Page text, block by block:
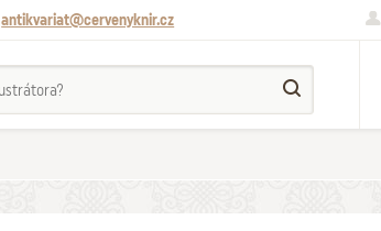
antikvariat@cervenyknir.cz